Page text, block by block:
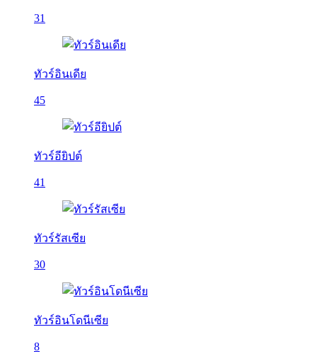
31
ทัวร์อินเดีย
45
ทัวร์อียิปต์
41
ทัวร์รัสเซีย
30
ทัวร์อินโดนีเซีย
8